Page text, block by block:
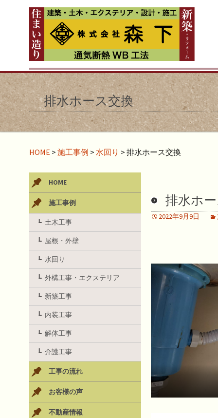
排水ホース交換
HOME > 施工事例 > 水回り > 排水ホース交換
排水ホ
2022年9月9日
HOME
施工事例
土木工事
屋根・外壁
水回り
外構工事・エクステリア
新築工事
内装工事
解体工事
介護工事
工事の流れ
お客様の声
不動産情報